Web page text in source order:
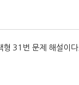
31번 문제 해설이다.